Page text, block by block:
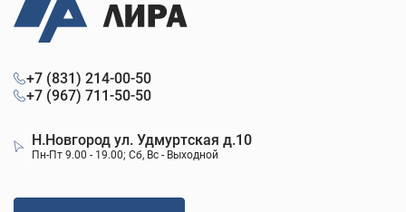
+7 (831) 214-00-50
+7 (967) 711-50-50
Н.Новгород ул. Удмуртская д.10
Пн-Пт 9.00 - 19.00; Сб, Вс - Выходной